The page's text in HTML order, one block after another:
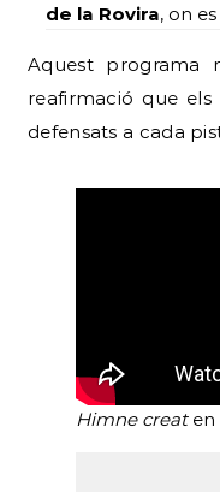
de la Rovira, on
Aquest programa
reafirmació que
defensats a cada
Himne creat en